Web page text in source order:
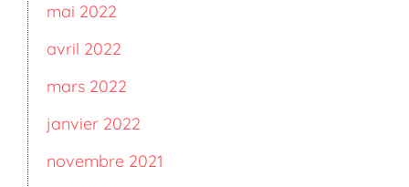
mai 2022
avril 2022
mars 2022
janvier 2022
novembre 2021